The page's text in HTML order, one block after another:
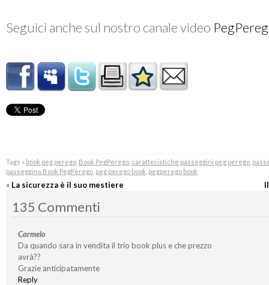
Seguici anche sul nostro canale video
Tags » book peg perego, Book PegPerego, caratteristiche passeggini peg perego,
passeggino Book PegPerego, peg perego book pegperego book
« La sicurezza è il suo mestiere
135 Commenti
Carmelo
Da quando sara in vendita il trio book plus e che prezzo
avrà??
Grazie anticipatamente
Reply